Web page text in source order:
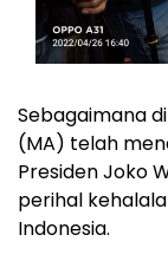
Sebagaimana
(MA) telah
Presiden Joko
perihal
Indonesia.